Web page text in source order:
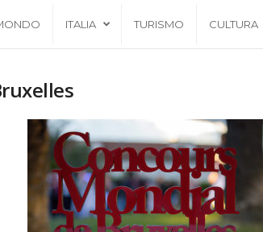
ITALIA TURISMO CULTURA